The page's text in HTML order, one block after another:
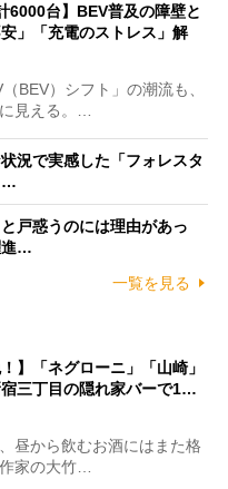
6000台】BEV普及の障壁と
」「充電のストレス」解
BEV）シフト」の潮流も、
見える。…
況で実感した「フォレスタ
…
戸惑うのには理由があっ
進…
一覧を見る
】「ネグローニ」「山崎」
宿三丁目の隠れ家バーで1…
昼から飲むお酒にはまた格
家の大竹…